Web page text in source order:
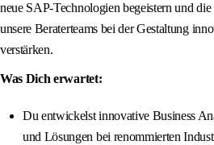
neue SAP-Technologien begeistern und
unsere Beraterteams bei der Gestaltung
verstärken.
Was Dich erwartet:
Du entwickelst innovative Business
und Lösungen bei renommierten